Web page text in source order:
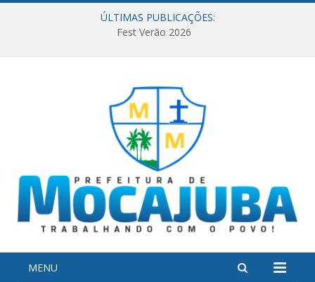
ÚLTIMAS PUBLICAÇÕES:
Fest Verão 2026
MENU